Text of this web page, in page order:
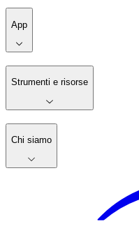
App
Strumenti e risorse
Chi siamo